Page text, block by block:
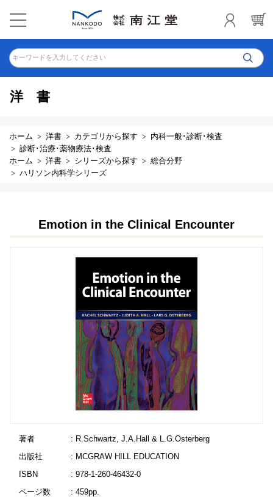
キーワードを入力してください
洋書
ホーム 洋書 カテゴリから探す
内科一般･診断･検査
診断･治療･薬物療法･検査
ホーム
洋書 シリーズから探す
総合分野
ハリソン内科学シリーズ
Emotion in the Clinical Encounter
著者
: R.Schwartz, J.A.Hall & L.G.Osterberg
出版社
: MCGRAW HILL EDUCATION
ISBN
: 978-1-260-46432-0
ページ数
: 459pp.